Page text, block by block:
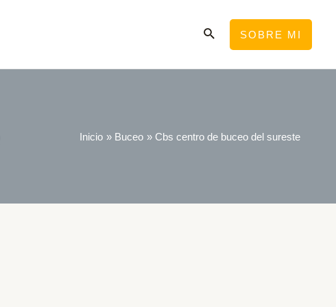
BuscarSOBRE MI
Inicio Buceo Cbs centro de buceo del sureste